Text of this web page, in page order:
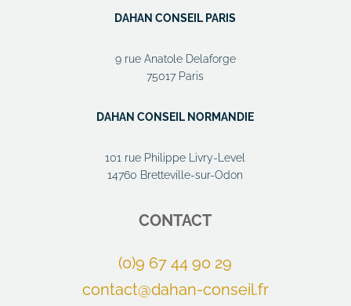
DAHAN CONSEIL PARIS
9 rue Anatole Delaforge
75017 Paris
DAHAN CONSEIL NORMANDIE
101 rue Philippe Livry-Level
14760 Bretteville-sur-Odon
CONTACT
(0)9 67 44 90 29
contact@dahan-conseil.fr